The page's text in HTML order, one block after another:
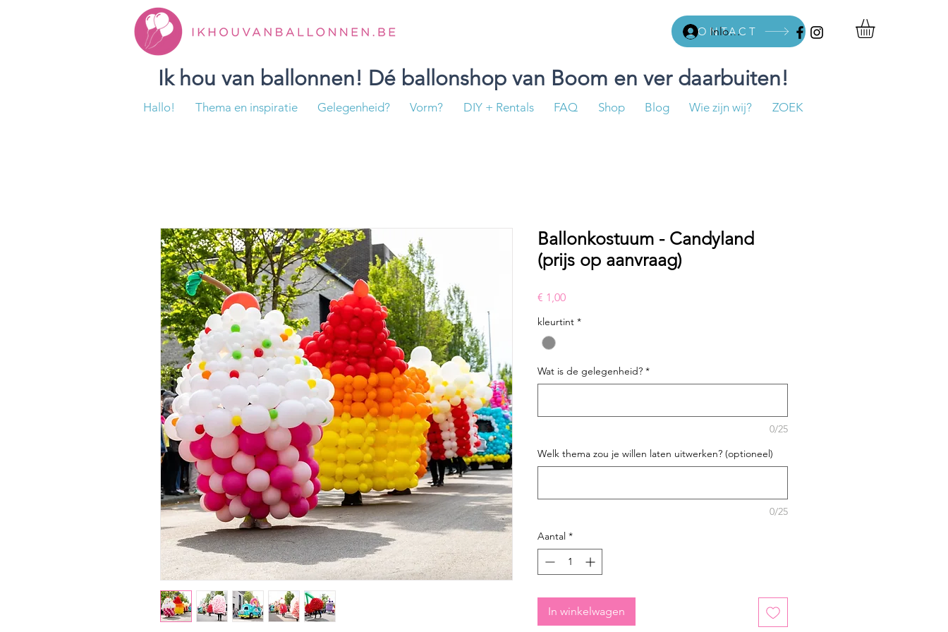
Inloggen
CONTACT
Ik hou van ballonnen! Dé ballonshop van Boom en ver daarbuiten!
Hallo! Thema en inspiratie Gelegenheid? Vorm? DIY + Rentals FAQ Shop Blog Wie zijn wij? ZOEK
Ballonkostuum - Candyland
(prijs op aanvraag)
€ 1,00Prijs
kleurtint *
Wat is de gelegenheid? *
0/25
Welk thema zou je willen laten uitwerken? (optioneel)
0/25
Aantal *
In winkelwagen